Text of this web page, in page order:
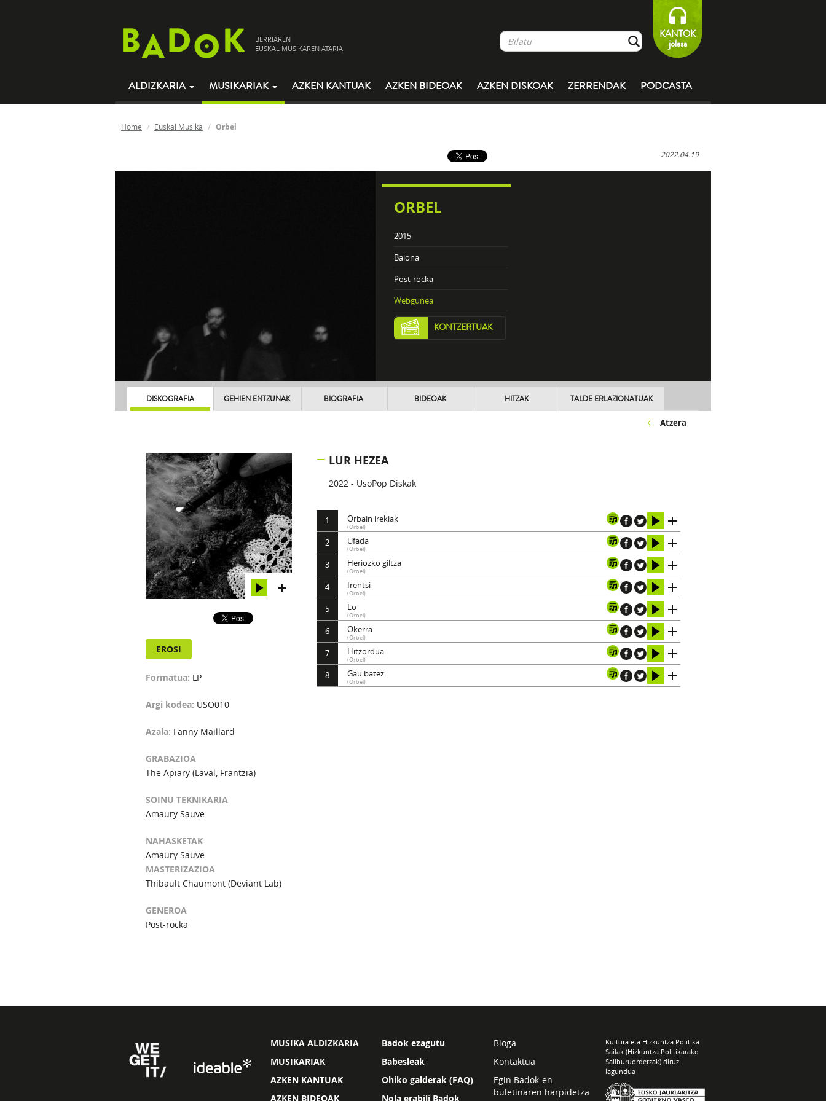
BERRIAREN
EUSKAL MUSIKAREN ATARIA
KANTOK
jolasa
ALDIZKARIA MUSIKARIAK AZKEN KANTUAK AZKEN BIDEOAK AZKEN DISKOAK ZERRENDAK PODCASTA
Home Euskal Musika Orbel
2022.04.19
ORBEL
2015
Baiona
Post-rocka
Webgunea
KONTZERTUAK
DISKOGRAFIA GEHIEN ENTZUNAK BIOGRAFIA BIDEOAK HITZAK TALDE ERLAZIONATUAK
Atzera
EROSI
Formatua: LP
Argi kodea: USO010
Azala: Fanny Maillard
GRABAZIOA
The Apiary (Laval, Frantzia)
SOINU TEKNIKARIA
Amaury Sauve
NAHASKETAK
Amaury Sauve
MASTERIZAZIOA
Thibault Chaumont (Deviant Lab)
GENEROA
Post-rocka
LUR HEZEA
2022 - UsoPop Diskak
1 Orbain irekiak
(Orbel)
2 Ufada
(Orbel)
3 Heriozko giltza
(Orbel)
4 Irentsi
(Orbel)
5 Lo
(Orbel)
6 Okerra
(Orbel)
7 Hitzordua
(Orbel)
8 Gau batez
(Orbel)
MUSIKA ALDIZKARIA
MUSIKARIAK
AZKEN KANTUAK
AZKEN BIDEOAK
Badok ezagutu
Babesleak
Ohiko galderak (FAQ)
Nola erabili Badok
Bloga
Kontaktua
Egin Badok-en
buletinaren harpidetza
Kultura eta Hizkuntza Politika
Sailak (Hizkuntza Politikarako
Sailburuordetzak) diruz
lagundua